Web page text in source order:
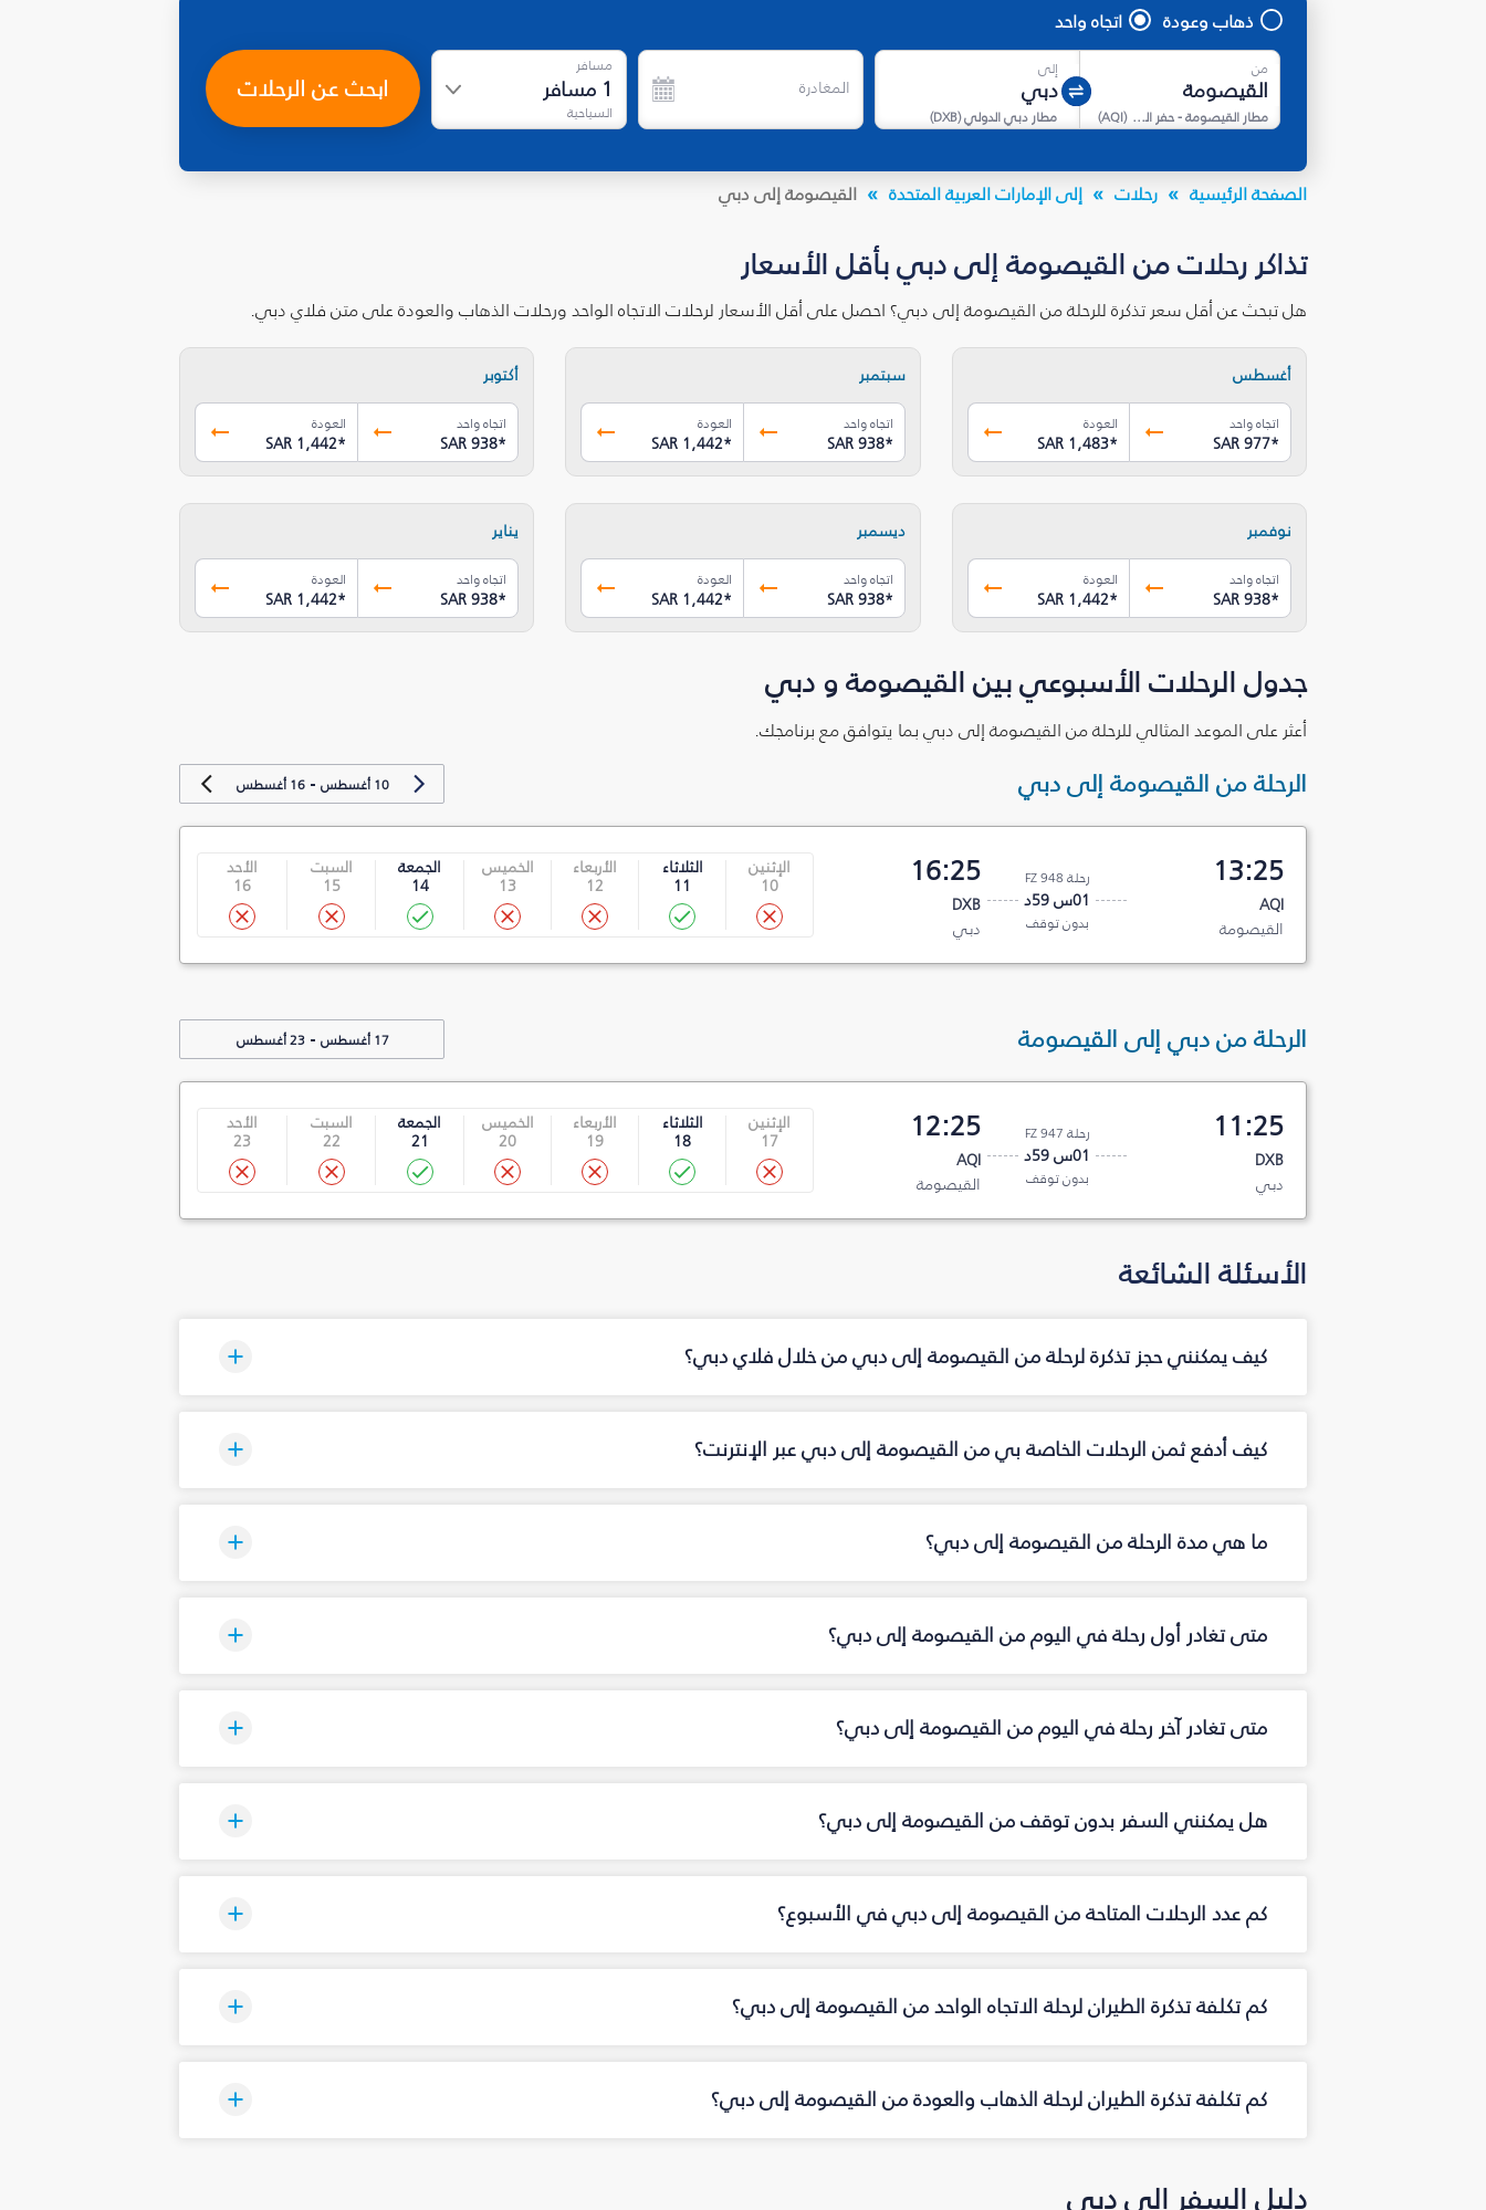
ذهاب وعودة اتجاه واحد
من
مطار القيصومة - حفر الباطن (
AQI
)
إلى
مطار دبي الدولي(
DXB
)
المغادرة
مسافر
1 مسافر
السياحية
ابحث عن الرحلات
الصفحة الرئيسية رحلات إلى الإمارات العربية المتحدة القيصومة إلى دبي
تذاكر رحلات من القيصومة إلى دبي بأقل الأسعار
هل تبحث عن أقل سعر تذكرة للرحلة من القيصومة إلى دبي؟ احصل على أقل الأسعار لرحلات الاتجاه الواحد ورحلات الذهاب والعودة على متن فلاي دبي.
أغسطس
اتجاه واحد
SAR 977*
العودة
SAR 1,483*
سبتمبر
اتجاه واحد
SAR 938*
العودة
SAR 1,442*
أكتوبر
اتجاه واحد
SAR 938*
العودة
SAR 1,442*
نوفمبر
اتجاه واحد
SAR 938*
العودة
SAR 1,442*
ديسمبر
اتجاه واحد
SAR 938*
العودة
SAR 1,442*
يناير
اتجاه واحد
SAR 938*
العودة
SAR 1,442*
جدول الرحلات الأسبوعي بين القيصومة و دبي
أعثر على الموعد المثالي للرحلة من القيصومة إلى دبي بما يتوافق مع برنامجك.
الرحلة من القيصومة إلى دبي 10 أغسطس -16 أغسطس
13:25
AQI
القيصومة
رحلة FZ 948
01س 59د
بدون توقف
16:25
DXB
دبي
الإثنين
10
الثلاثاء
11
الأربعاء
12
الخميس
13
الجمعة
14
السبت
15
الأحد
16
الرحلة من دبي إلى القيصومة 17 أغسطس -23 أغسطس
11:25
DXB
دبي
رحلة FZ 947
01س 59د
بدون توقف
12:25
AQI
القيصومة
الإثنين
17
الثلاثاء
18
الأربعاء
19
الخميس
20
الجمعة
21
السبت
22
الأحد
23
الأسئلة الشائعة
كيف يمكنني حجز تذكرة لرحلة من القيصومة إلى دبي من خلال فلاي دبي؟
كيف أدفع ثمن الرحلات الخاصة بي من القيصومة إلى دبي عبر الإنترنت؟
ما هي مدة الرحلة من القيصومة إلى دبي؟
متى تغادر أول رحلة في اليوم من القيصومة إلى دبي؟
متى تغادر آخر رحلة في اليوم من القيصومة إلى دبي؟
هل يمكنني السفر بدون توقف من القيصومة إلى دبي؟
كم عدد الرحلات المتاحة من القيصومة إلى دبي في الأسبوع؟
كم تكلفة تذكرة الطيران لرحلة الاتجاه الواحد من القيصومة إلى دبي؟
كم تكلفة تذكرة الطيران لرحلة الذهاب والعودة من القيصومة إلى دبي؟
دليل السفر إلى دبي